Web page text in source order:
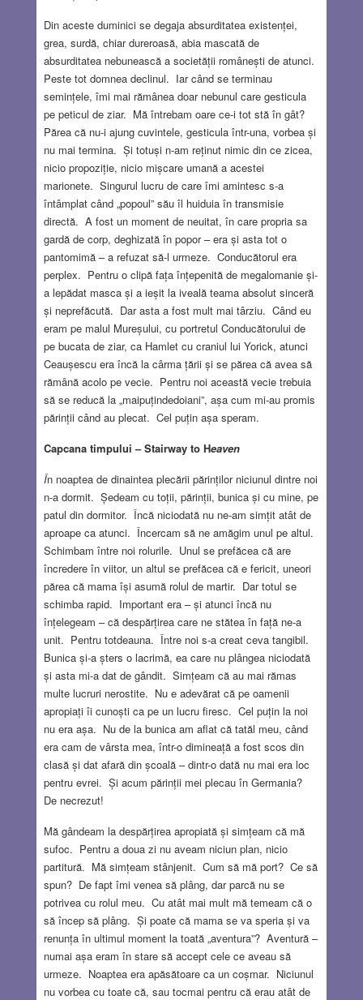
Din aceste duminici se degaja absurditatea existenței,
grea, surdă, chiar dureroasă, abia mascată de
absurditatea nebunească a societății românești de atunci.
Peste tot domnea declinul. Iar când se terminau
semințele, îmi mai rămânea doar nebunul care gesticula
pe peticul de ziar. Mă întrebam oare ce-i tot stă în gât?
Părea că nu-i ajung cuvintele, gesticula într-una, vorbea și
nu mai termina. Și totuși n-am reținut nimic din ce zicea,
nicio propoziție, nicio mișcare umană a acestei
marionete. Singurul lucru de care îmi amintesc s-a
întâmplat când „popoul” său îl huiduia în transmisie
directă. A fost un moment de neuitat, în care propria sa
gardă de corp, deghizată în popor – era și asta tot o
pantomimă – a refuzat să-l urmeze. Conducătorul era
perplex. Pentru o clipă fața înțepenită de megalomanie și-
a lepădat masca și a ieșit la iveală teama absolut sinceră
și neprefăcută. Dar asta a fost mult mai târziu. Când eu
eram pe malul Mureșului, cu portretul Conducătorului de
pe bucata de ziar, ca Hamlet cu craniul lui Yorick, atunci
Ceaușescu era încă la cârma țării și se părea că avea să
rămână acolo pe vecie. Pentru noi această vecie trebuia
să se reducă la „maipuțindedoiani”, așa cum mi-au promis
părinții când au plecat. Cel puțin așa speram.
Capcana timpului – Stairway to Heaven
În noaptea de dinaintea plecării părinților niciunul dintre noi
n-a dormit. Ședeam cu toții, părinții, bunica și cu mine, pe
patul din dormitor. Încă niciodată nu ne-am simțit atât de
aproape ca atunci. Încercam să ne amăgim unul pe altul.
Schimbam între noi rolurile. Unul se prefăcea că are
încredere în viitor, un altul se prefăcea că e fericit, uneori
părea că mama își asumă rolul de martir. Dar totul se
schimba rapid. Important era – și atunci încă nu
înțelegeam – că despărțirea care ne stătea în față ne-a
unit. Pentru totdeauna. Între noi s-a creat ceva tangibil.
Bunica și-a șters o lacrimă, ea care nu plângea niciodată
și asta mi-a dat de gândit. Simțeam că au mai rămas
multe lucruri nerostite. Nu e adevărat că pe oamenii
apropiați îi cunoști ca pe un lucru firesc. Cel puțin la noi
nu era așa. Nu de la bunica am aflat că tatăl meu, când
era cam de vârsta mea, într-o dimineață a fost scos din
clasă și dat afară din școală – dintr-o dată nu mai era loc
pentru evrei. Și acum părinții mei plecau în Germania?
De necrezut!
Mă gândeam la despărțirea apropiată și simțeam că mă
sufoc. Pentru a doua zi nu aveam niciun plan, nicio
partitură. Mă simțeam stânjenit. Cum să mă port? Ce să
spun? De fapt îmi venea să plâng, dar parcă nu se
potrivea cu rolul meu. Cu atât mai mult mă temeam că o
să încep să plâng. Și poate că mama se va speria și va
renunța în ultimul moment la toată „aventura”? Aventură –
numai așa eram în stare să accept cele ce aveau să
urmeze. Noaptea era apăsătoare ca un coșmar. Niciunul
nu vorbea cu toate că, sau tocmai pentru că erau atât de